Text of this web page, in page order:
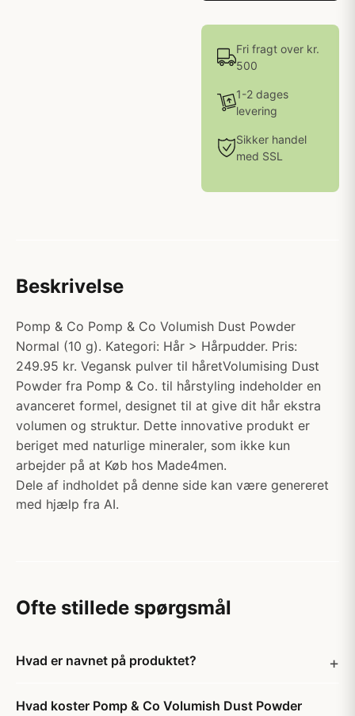
Fri fragt over kr.
500
1-2 dages
levering
Sikker handel
med SSL
Beskrivelse
Pomp & Co Pomp & Co Volumish Dust Powder
Normal (10 g). Kategori: Hår > Hårpudder. Pris:
249.95 kr. Vegansk pulver til håretVolumising Dust
Powder fra Pomp & Co. til hårstyling indeholder en
avanceret formel, designet til at give dit hår ekstra
volumen og struktur. Dette innovative produkt er
beriget med naturlige mineraler, som ikke kun
arbejder på at Køb hos Made4men.
Dele af indholdet på denne side kan være genereret
med hjælp fra AI.
Ofte stillede spørgsmål
Hvad er navnet på produktet?
Hvad koster Pomp & Co Volumish Dust Powder